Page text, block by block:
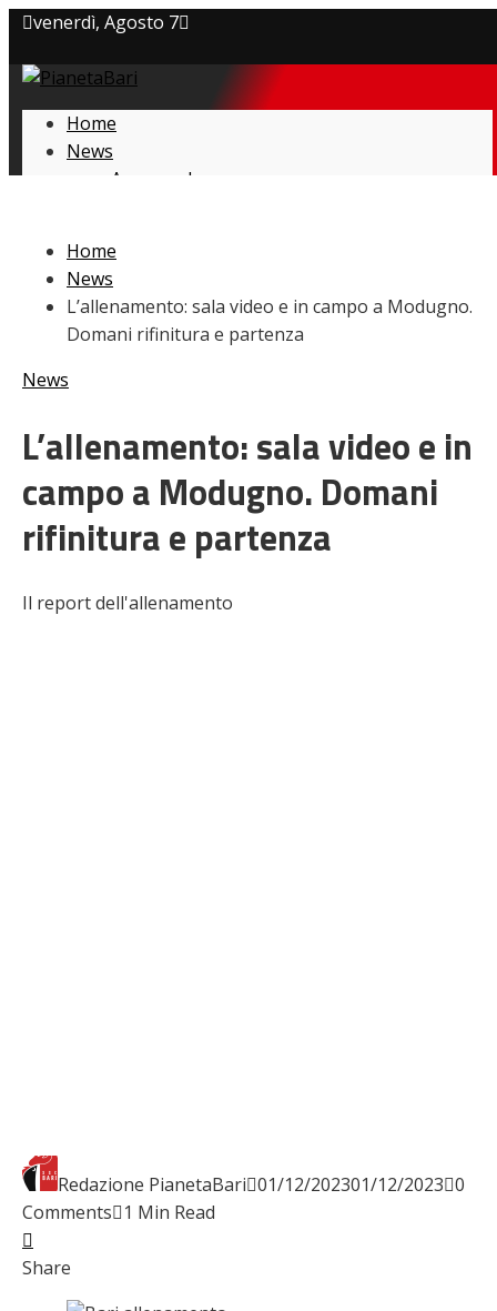
venerdì, Agosto 7
Privacy policy
Cookie Policy
Home
News
Amarcord
Giovanili
Le pagelle
Interviste
Focus
Calciomercato
Video
Home
News
L’allenamento: sala video e in campo a Modugno.
Domani rifinitura e partenza
News
L’allenamento: sala video e in
campo a Modugno. Domani
rifinitura e partenza
Il report dell'allenamento
Redazione PianetaBari 01/12/202301/12/2023 0
Comments 1 Min Read
Facebook
Twitter
LinkedIn
Pinterest
Share